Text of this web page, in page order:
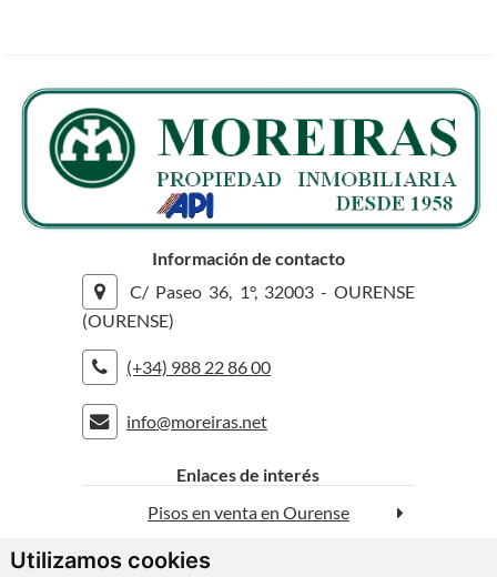
Utilizamos cookies
Información de contacto
C/ Paseo 36, 1°, 32003 - OURENSE
(OURENSE)
(+34) 988 22 86 00
info@moreiras.net
Enlaces de interés
Pisos en venta en Ourense
Casas en venta en Ourense